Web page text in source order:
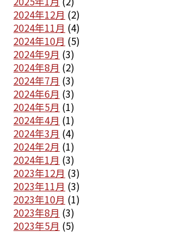
2024年12月 (2)
2024年11月 (4)
2024年10月 (5)
2024年9月 (3)
2024年8月 (2)
2024年7月 (3)
2024年6月 (3)
2024年5月 (1)
2024年4月 (1)
2024年3月 (4)
2024年2月 (1)
2024年1月 (3)
2023年12月 (3)
2023年11月 (3)
2023年10月 (1)
2023年8月 (3)
2023年5月 (5)